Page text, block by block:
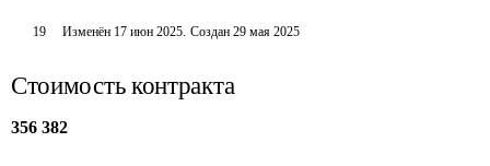
19 Изменён 17 июн 2025. Создан 29 мая 2025
Стоимость контракта
356 382